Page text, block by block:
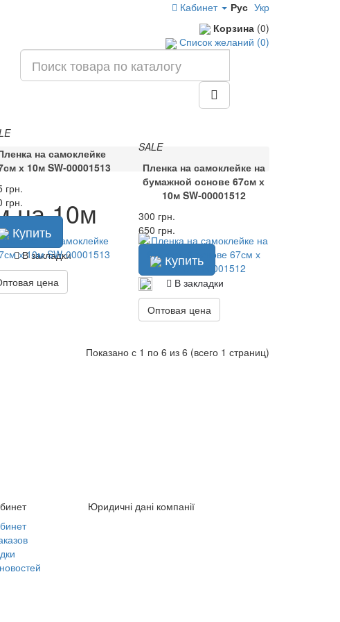
Рус Укр
Кабинет
Корзина (0)
Список желаний (0)
на 10м
на самоклейке
х 10м SW-00001513
грн.
грн.
Купить
В закладки
цена
SALE
Пленка на самоклейке на
бумажной основе 67см х
10м SW-00001512
300 грн.
650 грн.
Купить
В закладки
Оптовая цена
Показано с 1 по 6 из 6 (всего 1 страниц)
Юридичні дані компанії